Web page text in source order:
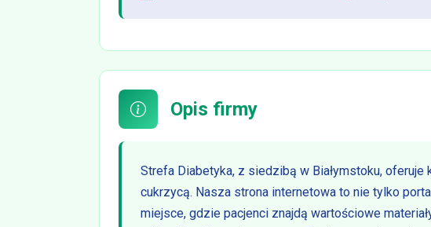
Opis firmy
Strefa Diabetyka, z siedzibą w Białymstoku,
cukrzycą. Nasza strona internetowa to nie tylko
miejsce, gdzie pacjenci znajdą wartościowe